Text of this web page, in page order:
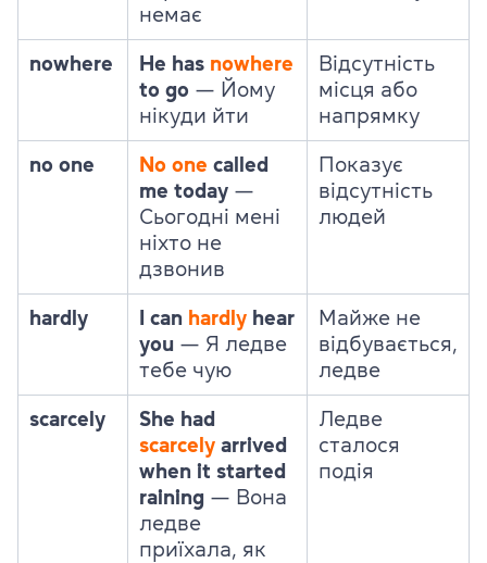
немає
nowhere He has nowhere
to go — Йому
нікуди йти
Відсутність
місця або
напрямку
no one No one called
me today —
Сьогодні мені
ніхто не
дзвонив
Показує
відсутність
людей
hardly I can hardly hear
you — Я ледве
тебе чую
Майже не
відбувається,
ледве
scarcely
She had
scarcely arrived
when it started
raining — Вона
ледве
приїхала, як
Ледве
сталося
подія